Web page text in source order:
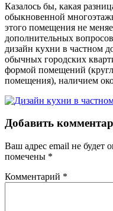
Казалось бы, какая
обыкновенной
этого помещения не
дополнительных
дизайн кухни в частном
обычных городских
формой помещений
помещения), наличием
Добавить
Ваш адрес email не будет
помечены *
Комментарий *